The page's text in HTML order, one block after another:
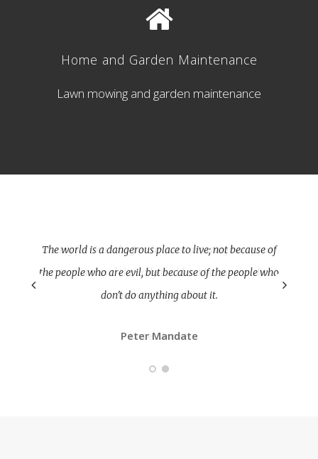
Home and Garden Maintenance
Lawn mowing and garden maintenance
The world is a dangerous place to live; not because of
the people who are evil, but because of the people who
don't do anything about it.
Peter Mandate